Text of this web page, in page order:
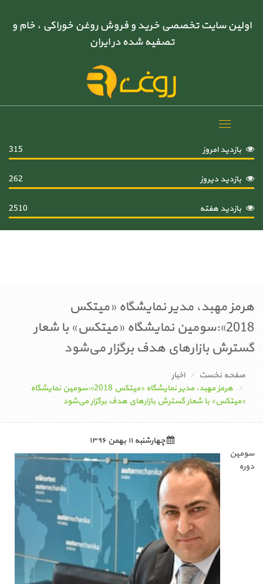
اولین سایت تخصصی خرید و فروش روغن خوراکی ، خام و
تصفیه شده در ایران
Toggle
بازدید امروز
315
بازدید دیروز 262
بازدید هفته 2510
هرمز مهبد، مدیر نمایشگاه «میتکس
2018»:سومین نمایشگاه «میتکس» با شعار
گسترش بازارهای هدف برگزار می‌شود
صفحه نخست
اخبار
هرمز مهبد، مدیر نمایشگاه «میتکس 2018»:سومین نمایشگاه
«میتکس» با شعار گسترش بازارهای هدف برگزار می‌شود
چهارشنبه ۱۱ بهمن ۱۳۹۶
سومین
دوره